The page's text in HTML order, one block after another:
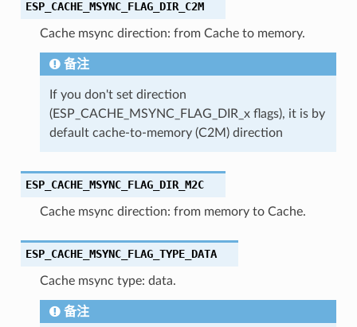
ESP_CACHE_MSYNC_FLAG_DIR_C2M
Cache msync direction: from Cache to memory.
备注
If you don't set direction
(ESP_CACHE_MSYNC_FLAG_DIR_x flags), it is by
default cache-to-memory (C2M) direction
ESP_CACHE_MSYNC_FLAG_DIR_M2C
Cache msync direction: from memory to Cache.
ESP_CACHE_MSYNC_FLAG_TYPE_DATA
Cache msync type: data.
备注